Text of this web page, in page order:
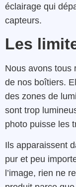
éclairage qui
capteurs.
Les
Nous avons tous
de nos boîtiers.
des zones de
sont trop
photo puisse les
Ils apparaissent
pur et peu
l’image, rien ne